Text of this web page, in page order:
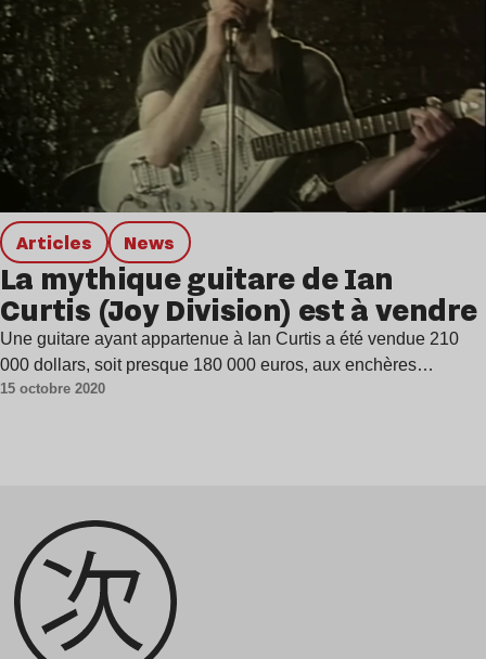
Articles news
La mythique guitare de Ian
Curtis (Joy Division) est à vendre
Une guitare ayant appartenue à Ian Curtis a été vendue 210
000 dollars, soit presque 180 000 euros, aux enchères…
15 octobre 2020